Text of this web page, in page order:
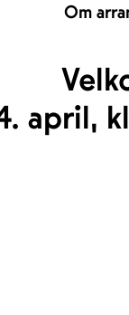
Om
april, kl.